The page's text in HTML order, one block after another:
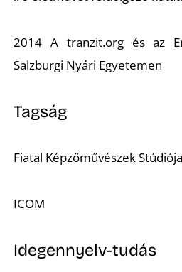
2014 A tranzit.org és az
Salzburgi Nyári Egyetemen
Tagság
Fiatal Képzőművészek
ICOM
Idegennyelv-tudás